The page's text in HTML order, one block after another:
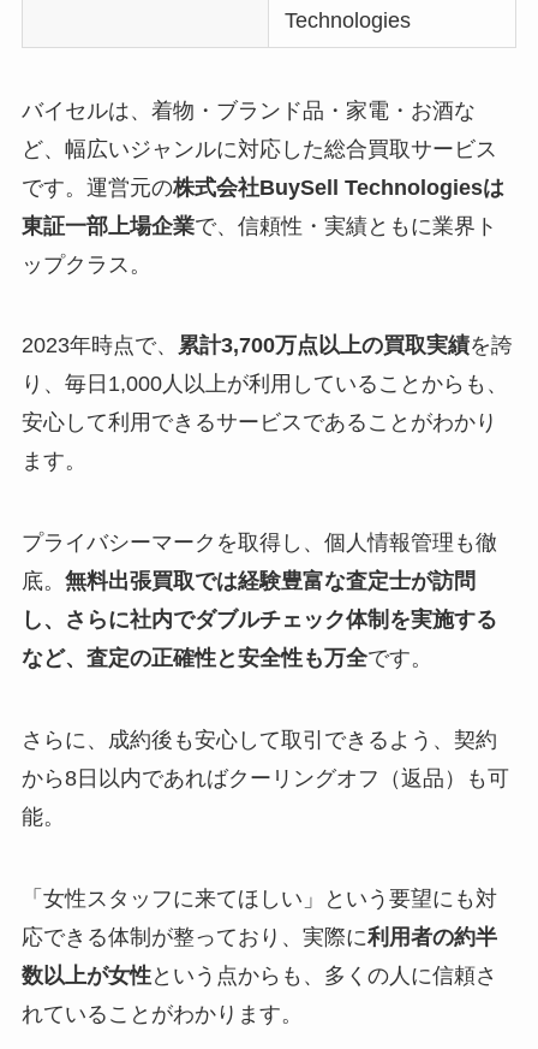
Technologies
バイセルは、着物・ブランド品・家電・お酒な
ど、幅広いジャンルに対応した総合買取サービス
です。運営元の株式会社BuySell Technologiesは
東証一部上場企業で、信頼性・実績ともに業界ト
ップクラス。
2023年時点で、 累計3,700万点以上の買取実績を誇
り、毎日1,000人以上が利用していることからも、
安心して利用できるサービスであることがわかり
ます。
プライバシーマークを取得し、個人情報管理も徹
底。 無料出張買取では経験豊富な査定士が訪問
し、さらに社内でダブルチェック体制を実施する
など、査定の正確性と安全性も万全です。
さらに、成約後も安心して取引できるよう、契約
から8日以内であればクーリングオフ（返品）も可
能。
「女性スタッフに来てほしい」という要望にも対
応できる体制が整っており、実際に利用者の約半
数以上が女性という点からも、多くの人に信頼さ
れていることがわかります。